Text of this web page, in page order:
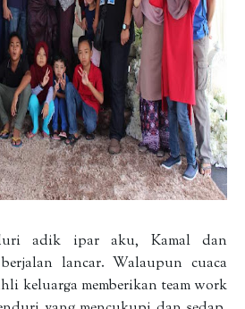
adik ipar aku, Kamal dan
lancar. Walaupun cuaca
keluarga memberikan team work